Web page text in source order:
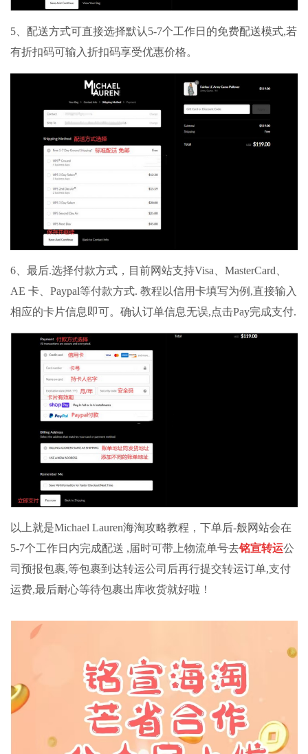
5、配送方式可直接选择默认5-7个工作日的免费配送模式,若
有折扣码可输入折扣码享受优惠价格。
6、最后.选择付款方式，目前网站支持Visa、MasterCard、
AE 卡、Paypal等付款方式. 教程以信用卡填写为例,直接输入
相应的卡片信息即可。确认订单信息无误,点击Pay完成支付.
以上就是Michael Lauren海淘攻略教程，下单后-般网站会在
5-7个工作日内完成配送 ,届时可带上物流单号去铭宣转运公
司预报包裹,等包裹到达转运公司 后再行提交转运订单,支付
运费,最后耐心等待包裹出库收货就好啦！